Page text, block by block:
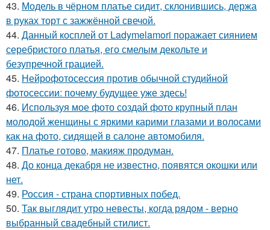
43. Модель в чёрном платье сидит, склонившись, держа
в руках торт с зажжённой свечой.
44. Данный косплей от Ladymelamori поражает сиянием
серебристого платья, его смелым декольте и
безупречной грацией.
45. Нейрофотосессия против обычной студийной
фотосессии: почему будущее уже здесь!
46. Используя мое фото создай фото крупный план
молодой женщины с яркими карими глазами и волосами
как на фото, сидящей в салоне автомобиля.
47. Платье готово, макияж продуман.
48. До конца декабря не известно, появятся окошки или
нет.
49. Россия - страна спортивных побед.
50. Так выглядит утро невесты, когда рядом - верно
выбранный свадебный стилист.